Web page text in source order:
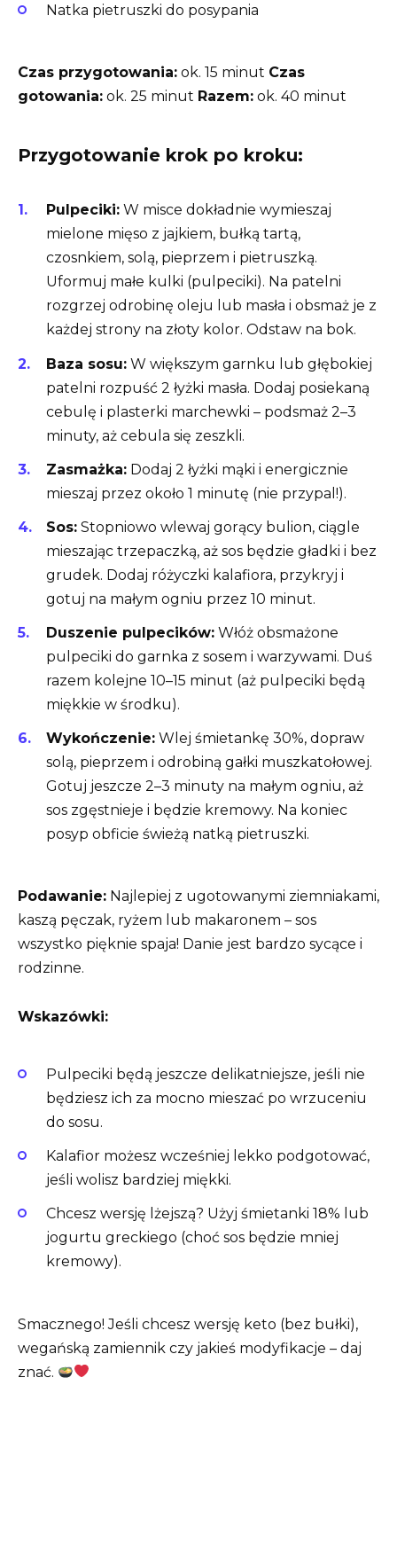
Natka pietruszki do posypania
Czas przygotowania: ok. 15 minut Czas
gotowania: ok. 25 minut Razem: ok. 40 minut
Przygotowanie krok po kroku:
Pulpeciki: W misce dokładnie wymieszaj
mielone mięso z jajkiem, bułką tartą,
czosnkiem, solą, pieprzem i pietruszką.
Uformuj małe kulki (pulpeciki). Na patelni
rozgrzej odrobinę oleju lub masła i obsmaż je z
każdej strony na złoty kolor. Odstaw na bok.
Baza sosu: W większym garnku lub głębokiej
patelni rozpuść 2 łyżki masła. Dodaj posiekaną
cebulę i plasterki marchewki – podsmaż 2–3
minuty, aż cebula się zeszkli.
Zasmażka: Dodaj 2 łyżki mąki i energicznie
mieszaj przez około 1 minutę (nie przypal!).
Sos: Stopniowo wlewaj gorący bulion, ciągle
mieszając trzepaczką, aż sos będzie gładki i bez
grudek. Dodaj różyczki kalafiora, przykryj i
gotuj na małym ogniu przez 10 minut.
Duszenie pulpecików: Włóż obsmażone
pulpeciki do garnka z sosem i warzywami. Duś
razem kolejne 10–15 minut (aż pulpeciki będą
miękkie w środku).
Wykończenie: Wlej śmietankę 30%, dopraw
solą, pieprzem i odrobiną gałki muszkatołowej.
Gotuj jeszcze 2–3 minuty na małym ogniu, aż
sos zgęstnieje i będzie kremowy. Na koniec
posyp obficie świeżą natką pietruszki.
Podawanie: Najlepiej z ugotowanymi ziemniakami,
kaszą pęczak, ryżem lub makaronem – sos
wszystko pięknie spaja! Danie jest bardzo sycące i
rodzinne.
Wskazówki:
Pulpeciki będą jeszcze delikatniejsze, jeśli nie
będziesz ich za mocno mieszać po wrzuceniu
do sosu.
Kalafior możesz wcześniej lekko podgotować,
jeśli wolisz bardziej miękki.
Chcesz wersję lżejszą? Użyj śmietanki 18% lub
jogurtu greckiego (choć sos będzie mniej
kremowy).
Smacznego! Jeśli chcesz wersję keto (bez bułki),
wegańską zamiennik czy jakieś modyfikacje – daj
znać.